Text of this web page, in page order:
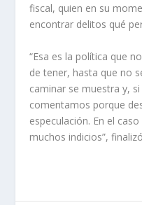
fiscal, quien en su
encontrar delitos qué
“Esa es la política que
de tener, hasta que no
caminar se muestra y,
comentamos porque
especulación. En el
muchos indicios”,